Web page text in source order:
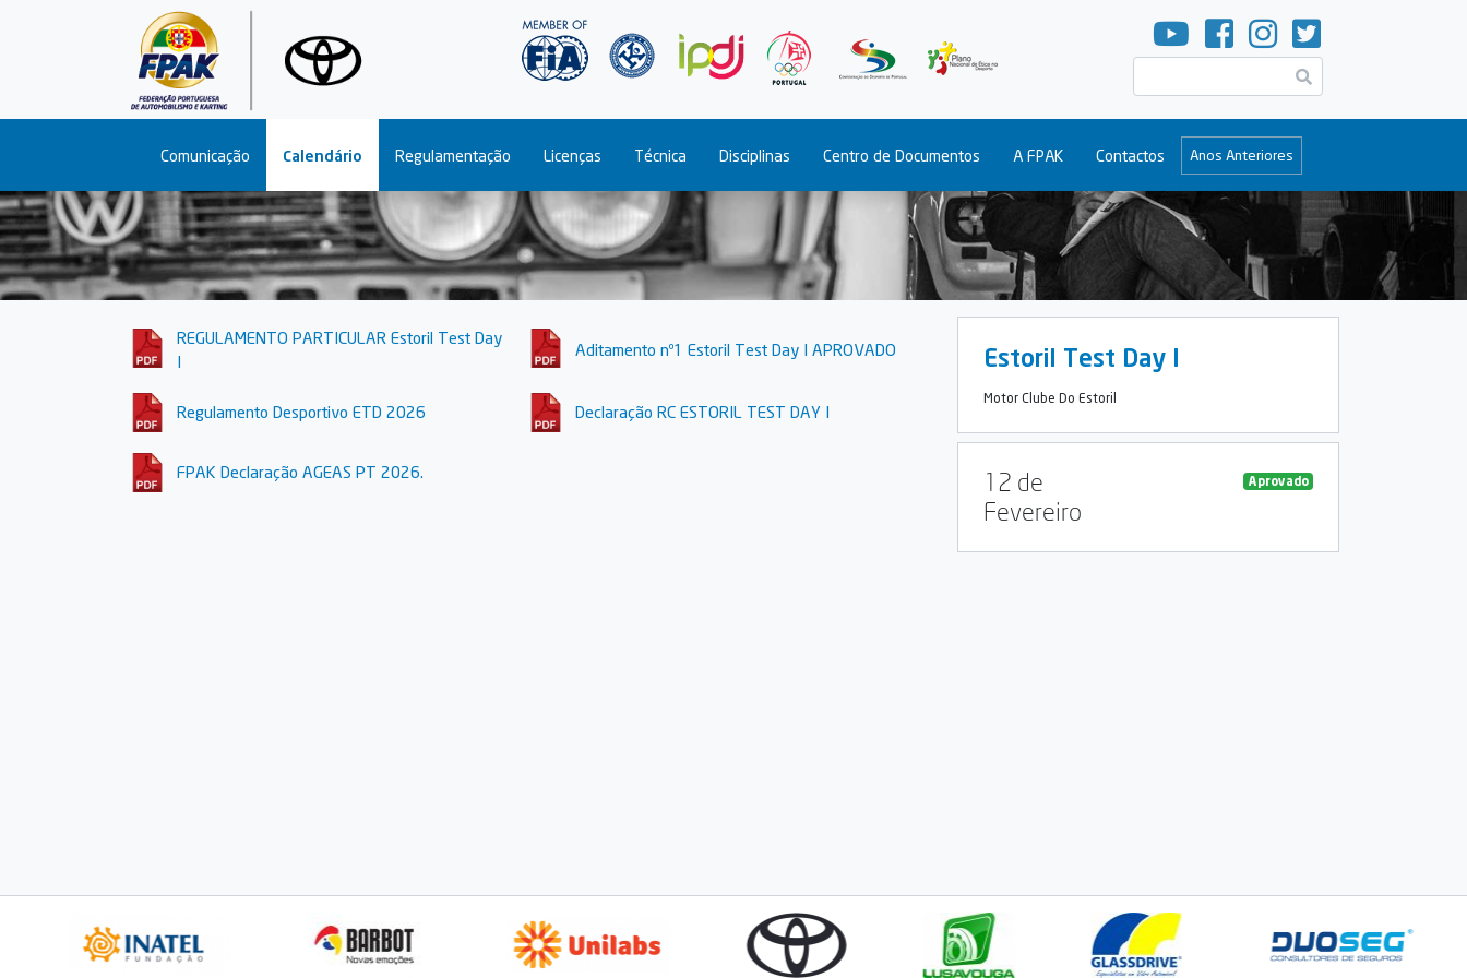
para
o
conteúdo
Comunicação Calendário Regulamentação Licenças Técnica Disciplinas Centro de Documentos A FPAK Contactos Anos Anteriores
REGULAMENTO PARTICULAR Estoril Test Day
I
Aditamento nº1 Estoril Test Day I APROVADO
Regulamento Desportivo ETD 2026 Declaração RC ESTORIL TEST DAY I
FPAK Declaração AGEAS PT 2026.
Estoril Test Day I
Motor Clube Do Estoril
12 de
Fevereiro
Aprovado